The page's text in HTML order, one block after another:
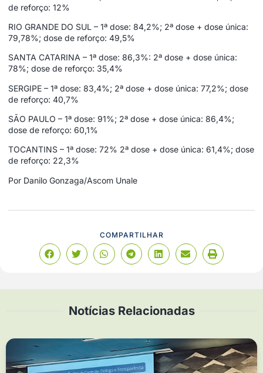
de reforço: 12%
RIO GRANDE DO SUL – 1ª dose: 84,2%; 2ª dose + dose única:
79,78%; dose de reforço: 49,5%
SANTA CATARINA – 1ª dose: 86,3%: 2ª dose + dose única:
78%; dose de reforço: 35,4%
SERGIPE – 1ª dose: 83,4%; 2ª dose + dose única: 77,2%; dose
de reforço: 40,7%
SÃO PAULO – 1ª dose: 91%; 2ª dose + dose única: 86,4%;
dose de reforço: 60,1%
TOCANTINS – 1ª dose: 72% 2ª dose + dose única: 61,4%; dose
de reforço: 22,3%
Por Danilo Gonzaga/Ascom Unale
COMPARTILHAR
Notícias Relacionadas